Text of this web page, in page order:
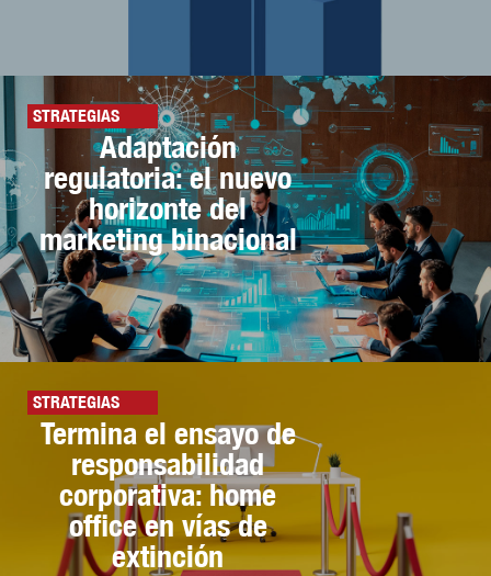
STRATEGIAS
Adaptación
regulatoria: el nuevo
horizonte del
marketing binacional
STRATEGIAS
Termina el ensayo de
responsabilidad
corporativa: home
office en vías de
extinción